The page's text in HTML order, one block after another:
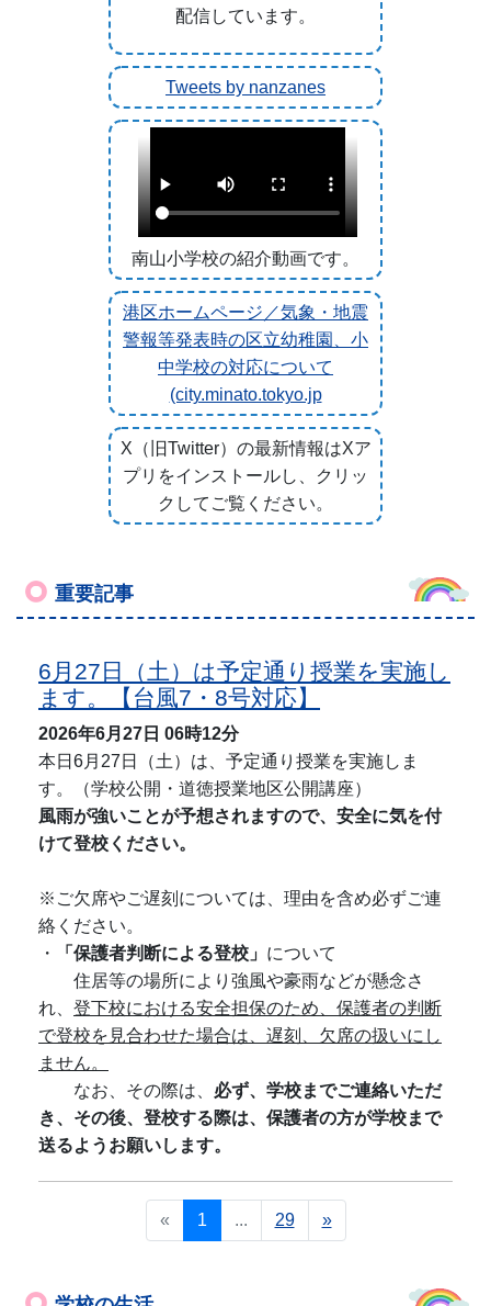
配信しています。
Tweets by nanzanes
南山小学校の紹介動画です。
港区ホームページ／気象・地震
警報等発表時の区立幼稚園、小
中学校の対応について
(city.minato.tokyo.jp
X（旧Twitter）の最新情報はXア
プリをインストールし、クリッ
クしてご覧ください。
重要記事
6月27日（土）は予定通り授業を実施し
ます。【台風7・8号対応】
2026年6月27日 06時12分
本日6月27日（土）は、予定通り授業を実施しま
す。（学校公開・道徳授業地区公開講座）
風雨が強いことが予想されますので、安全に気を付
けて登校ください。
※ご欠席やご遅刻については、理由を含め必ずご連
絡ください。
・
「保護者判断による登校」 について
住居等の場所により強風や豪雨などが懸念さ
れ、 登下校における安全担保のため、保護者の判断
で登校を見合わせた場合は、遅刻、欠席の扱いにし
ません。
なお、その際は、 必ず、学校までご連絡いただ
き、その後、登校する際は、保護者の方が学校まで
送るようお願いします。
« 1 ... 29 »